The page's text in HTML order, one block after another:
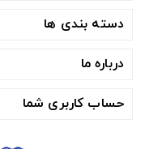
دسته بندی ها
درباره ما
حساب کاربری شما